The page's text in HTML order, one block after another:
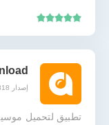
إصدار 5.2.15.818
تطبيق لتحميل